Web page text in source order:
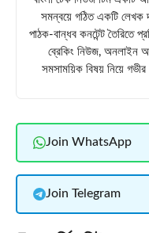
সমন্বয়ে গঠিত একটি লেখক
পাঠক-বান্ধব কনটেন্ট তৈরিতে
ব্রেকিং নিউজ, অনলাইন
সমসাময়িক বিষয় নিয়ে গভীর
Join WhatsApp
Join Telegram